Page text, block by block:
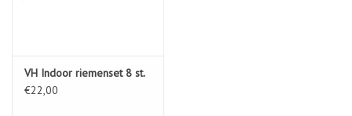
VH Indoor riemenset 8 st.
€22,00